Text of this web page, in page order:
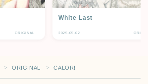
ORIGINAL
White Last
2025.05.02
＞ ORIGINAL ＞ CALOR!